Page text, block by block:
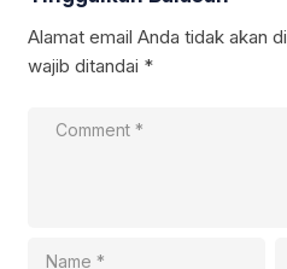
Alamat email Anda tidak akan
wajib ditandai *